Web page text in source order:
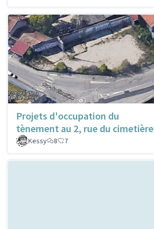
Projets d'occupation du
tènement au 2, rue du cimetière
Kessy
8 7